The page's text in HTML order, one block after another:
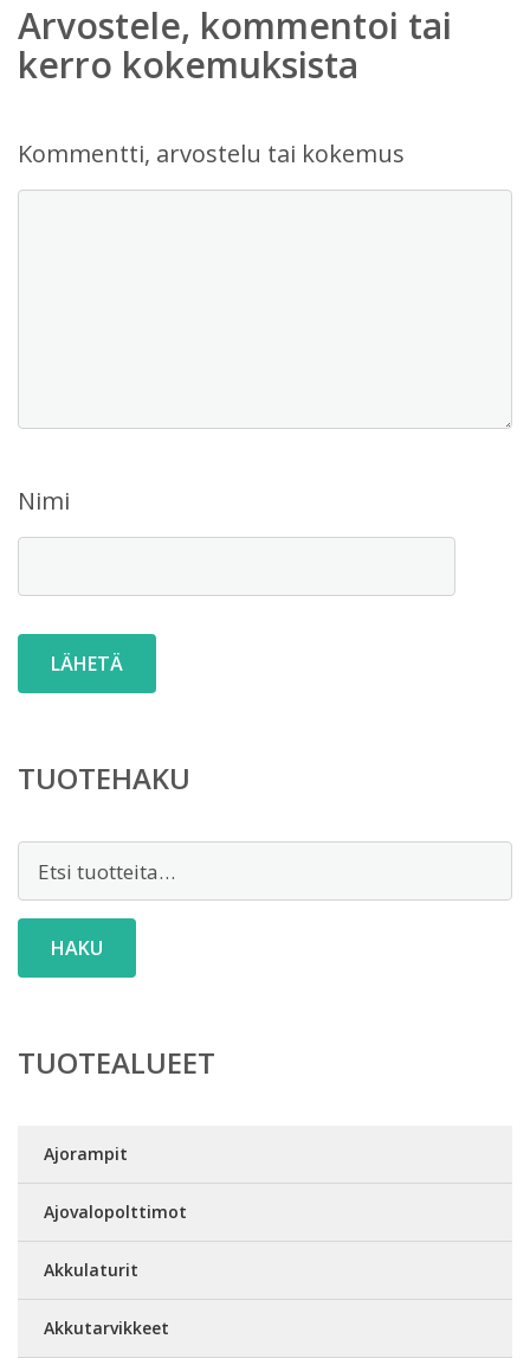
Arvostele, kommentoi tai
kerro kokemuksista
Kommentti, arvostelu tai kokemus
Nimi
TUOTEHAKU
HAKU
TUOTEALUEET
Ajorampit
Ajovalopolttimot
Akkulaturit
Akkutarvikkeet